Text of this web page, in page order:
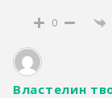
0
Властелин